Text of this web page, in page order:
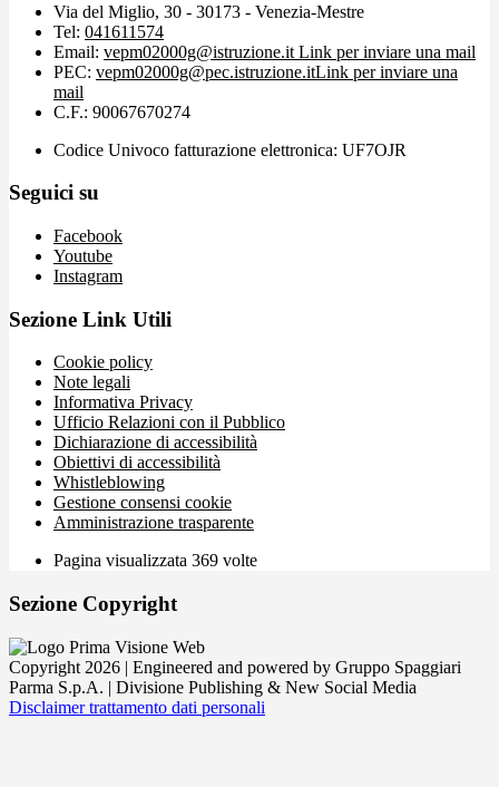
Via del Miglio, 30 - 30173 - Venezia-Mestre
Tel: 041611574
Email: vepm02000g@istruzione.it Link per inviare una mail
PEC: vepm02000g@pec.istruzione.itLink per inviare una
mail
C.F.: 90067670274
Codice Univoco fatturazione elettronica: UF7OJR
Seguici su
Facebook
Youtube
Instagram
Sezione Link Utili
Cookie policy
Note legali
Informativa Privacy
Ufficio Relazioni con il Pubblico
Dichiarazione di accessibilità
Obiettivi di accessibilità
Whistleblowing
Gestione consensi cookie
Amministrazione trasparente
Pagina visualizzata 369 volte
Sezione Copyright
Copyright 2026 | Engineered and powered by Gruppo Spaggiari
Parma S.p.A. | Divisione Publishing & New Social Media
Disclaimer trattamento dati personali